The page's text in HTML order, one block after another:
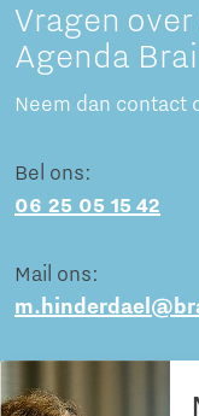
Vragen
Agenda
Neem dan contact
Bel ons:
06 25 05 15 42
Mail ons: